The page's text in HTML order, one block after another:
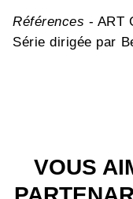
Références - ART
Série dirigée par
VOUS